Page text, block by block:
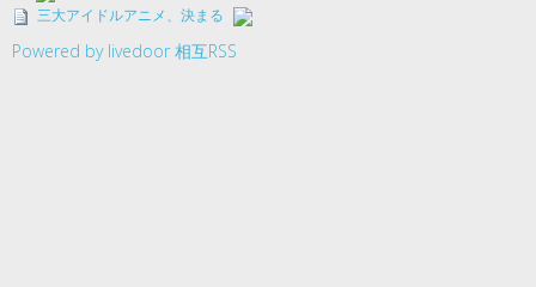
三大アイドルアニメ、決まる
Powered by livedoor 相互RSS